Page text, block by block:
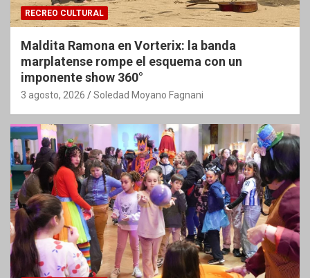
RECREO CULTURAL
Maldita Ramona en Vorterix: la banda
marplatense rompe el esquema con un
imponente show 360°
3 agosto, 2026 Soledad Moyano Fagnani